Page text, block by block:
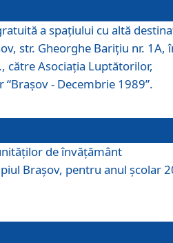
a spaţiului cu altă
str. Gheorghe Bariţiu nr. 1A,
către Asociaţia Luptătorilor,
- Decembrie 1989”.
de învăţământ
Braşov, pentru anul şcolar